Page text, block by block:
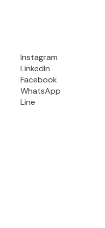
Instagram
LinkedIn
Facebook
WhatsApp
Line